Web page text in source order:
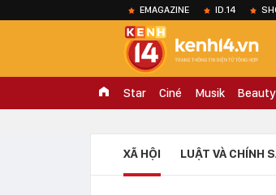
EMAGAZINE ID.14
Star Ciné Musik
XÃ HỘI LUẬT VÀ CHÍNH